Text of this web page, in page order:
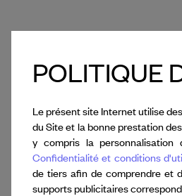
POLITIQUE
Le présent site Internet utilise
du Site et la bonne prestation
y compris la personnalisation
Confidentialité et conditions
de tiers afin de comprendre et
supports publicitaires